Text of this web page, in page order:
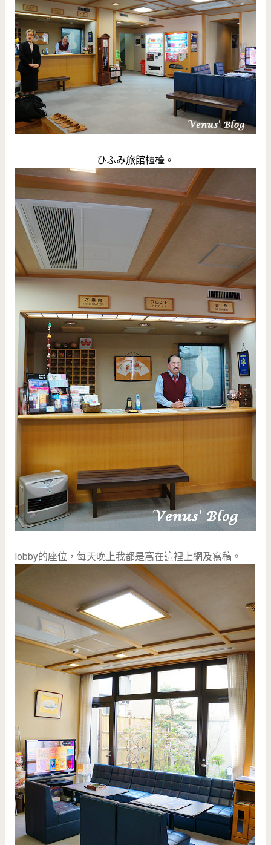
ひふみ旅館櫃檯。
lobby的座位，每天晚上我都是窩在這裡上網及寫稿。